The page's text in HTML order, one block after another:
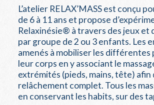
L’atelier RELAX’MASS est conçu
de 6 à 11 ans et propose
Relaxinésie® à travers des jeux et
par groupe de 2 ou 3 enfants. Les
amenés à mobiliser les différentes
leur corps en y associant le
extrémités (pieds, mains, tête) afin
relâchement complet. Tous les
en conservant les habits, sur des